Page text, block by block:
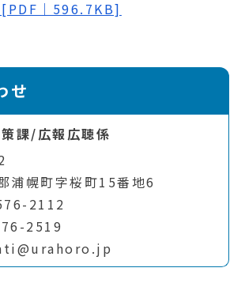
｜596.7KB]
せ
策課/広報広聴係
浦幌町字桜町15番地6
2112
2519